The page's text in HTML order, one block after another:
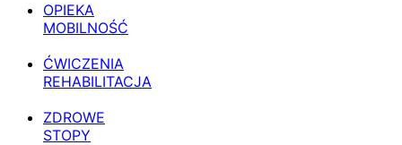
OPIEKA
MOBILNOŚĆ
ĆWICZENIA
REHABILITACJA
ZDROWE
STOPY